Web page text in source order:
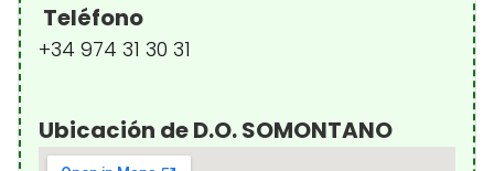
Teléfono
+34 974 31 30 31
Ubicación de D.O. SOMONTANO